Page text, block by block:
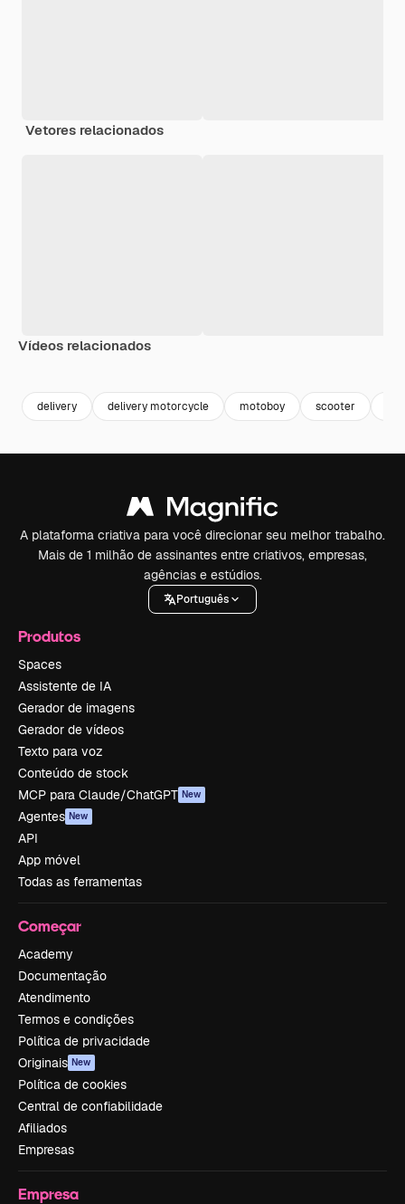
Vetores relacionados
Vídeos relacionados
delivery delivery motorcycle motoboy scooter
A plataforma criativa para você direcionar seu melhor trabalho.
Mais de 1 milhão de assinantes entre criativos, empresas,
agências e estúdios.
Português
Produtos
Spaces
Assistente de IA
Gerador de imagens
Gerador de vídeos
Texto para voz
Conteúdo de stock
MCP para Claude/ChatGPT New
Agentes New
API
App móvel
Todas as ferramentas
Começar
Academy
Documentação
Atendimento
Termos e condições
Política de privacidade
Originais New
Política de cookies
Central de confiabilidade
Afiliados
Empresas
Empresa